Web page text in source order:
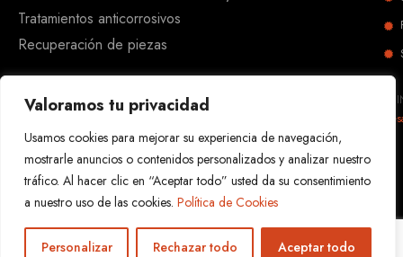
Valoramos tu privacidad
Usamos cookies para mejorar su experiencia de navegación,
mostrarle anuncios o contenidos personalizados y analizar nuestro
tráfico. Al hacer clic en “Aceptar todo” usted da su consentimiento
a nuestro uso de las cookies. Política de Cookies
Personalizar Rechazar todo Aceptar todo
Tratamientos anticorrosivos
Recuperación de piezas